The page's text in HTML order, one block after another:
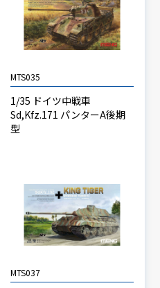
MTS035
1/35 ドイツ中戦車
Sd,Kfz.171 パンターA後期
型
MTS037